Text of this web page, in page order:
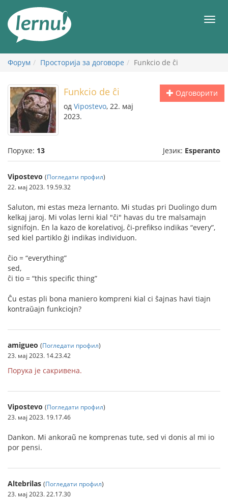
садржају
Форум Просторија за договоре Funkcio de ĉi
Одговорити
Funkcio de ĉi
од Vipostevo, 22. мај
2023.
Поруке: 13 Језик: Esperanto
Vipostevo (Погледати профил)
22. мај 2023. 19.59.32
Saluton, mi estas meza lernanto. Mi studas pri Duolingo dum
kelkaj jaroj. Mi volas lerni kial "ĉi" havas du tre malsamajn
signifojn. En la kazo de korelativoj, ĉi-prefikso indikas “every”,
sed kiel partiklo ĝi indikas individuon.
ĉio = “everything”
sed,
ĉi tio = “this specific thing”
Ĉu estas pli bona maniero kompreni kial ci ŝajnas havi tiajn
kontraŭajn funkciojn?
amigueo (Погледати профил)
23. мај 2023. 14.23.42
Порука је сакривена.
Vipostevo (Погледати профил)
23. мај 2023. 19.17.46
Dankon. Mi ankoraũ ne komprenas tute, sed vi donis al mi io
por pensi.
Altebrilas (Погледати профил)
23. мај 2023. 22.17.30